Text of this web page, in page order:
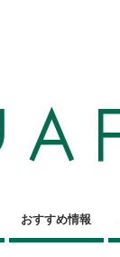
おすすめ情報